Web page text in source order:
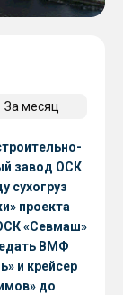
За месяц
завод ОСК
сухогруз
проекта
«Севмаш»
ВМФ
и крейсер
до